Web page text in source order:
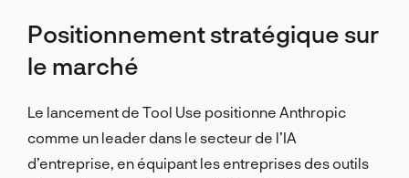
Positionnement stratégique sur
le marché
Le lancement de Tool Use positionne Anthropic
comme un leader dans le secteur de l’IA
d’entreprise, en équipant les entreprises des outils